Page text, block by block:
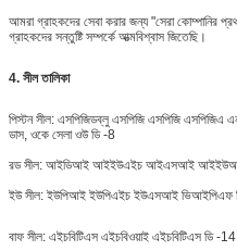
আমরা গ্রাহকদের সেবা করার জন্য "সেরা কোম্পানির
গ্রাহকদের সন্তুষ্টি সম্পর্কে আত্মবিশ্বাস জিতেছি।
4. সীল তালিকা
পিস্টন সীল: এসপিজিডব্লু এসপিজি এসপিজি
ডাস, ওকে সেলা ওউ ডি -8
রড সীল: আইডিআই আইইউএইচ আইএসআই
ইউ সীল: ইউপিআই ইউপিএইচ ইউএসআই ভিআইপিএফ
বাফ সীল: এইচবিটিএস এইচবিওয়াই এইচবিটিএস ডি -14